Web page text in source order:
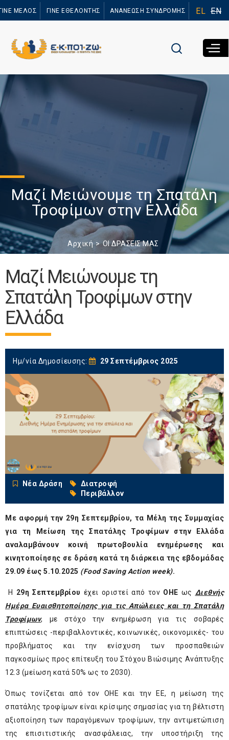
προς το
ΜΕΛΟΣ ΓΙΝΕ ΕΘΕΛΟΝΤΗΣ ΑΝΑΝΕΩΣΗ ΣΥΝΔΡΟΜΗΣ EL EN
Μαζί Μειώνουμε τη Σπατάλη
Τροφίμων στην Ελλάδα
Αρχική ΟΙ ΔΡΑΣΕΙΣ ΜΑΣ
Μαζί Μειώνουμε τη
Σπατάλη Τροφίμων στην
Ελλάδα
Ημ/νία Δημοσίευσης: 29 Σεπτέμβριος 2025
Νέα Δράση
Διατροφή
Περιβάλλον
Με αφορμή την 29η Σεπτεμβρίου, τα Μέλη της Συμμαχίας
για τη Μείωση της Σπατάλης Τροφίμων στην Ελλάδα
αναλαμβάνουν κοινή πρωτοβουλία ενημέρωσης και
κινητοποίησης σε δράση κατά τη διάρκεια της εβδομάδας
29.09 έως 5.10.2025 (FoodSavingAction week).
H 29η Σεπτεμβρίου έχει οριστεί από τον ΟΗΕ ως Διεθνής
Ημέρα Ευαισθητοποίησης για τις Απώλειες και τη Σπατάλη
Τροφίμων, με στόχο την ενημέρωση για τις σοβαρές
επιπτώσεις -περιβαλλοντικές, κοινωνικές, οικονομικές- του
προβλήματος και την ενίσχυση των προσπαθειών
παγκοσμίως προς επίτευξη του Στόχου Βιώσιμης Ανάπτυξης
12.3 (μείωση κατά 50% ως το 2030).
Όπως τονίζεται από τον ΟΗΕ και την ΕΕ, η μείωση της
σπατάλης τροφίμων είναι κρίσιμης σημασίας για τη βέλτιστη
αξιοποίηση των παραγόμενων τροφίμων, την αντιμετώπιση
της επισιτιστικής ανασφάλειας, την υποστήριξη της